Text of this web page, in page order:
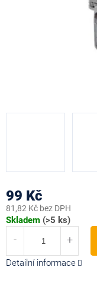
99 Kč
81,82 Kč bez DPH
Měrná
Skladem (>5 ks)
Detailní informace